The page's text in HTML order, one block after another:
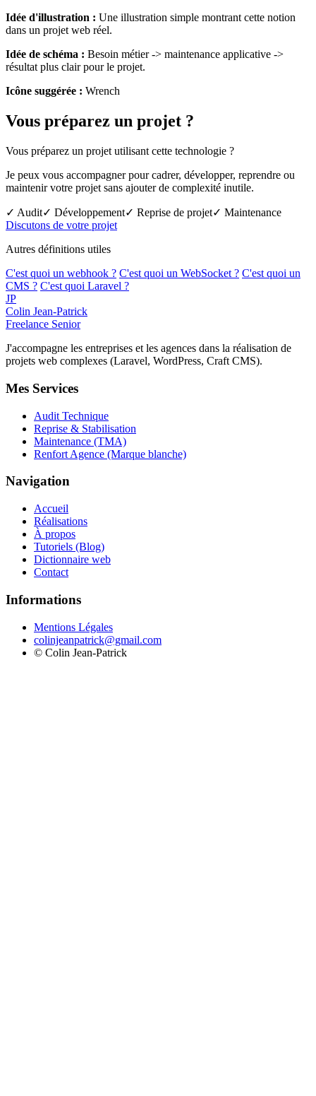
Idée d'illustration : Une illustration simple montrant cette notion
dans un projet web réel.
Idée de schéma : Besoin métier -> maintenance applicative ->
résultat plus clair pour le projet.
Icône suggérée : Wrench
Vous préparez un projet ?
Vous préparez un projet utilisant cette technologie ?
Je peux vous accompagner pour cadrer, développer, reprendre ou
maintenir votre projet sans ajouter de complexité inutile.
✓ Audit✓ Développement✓ Reprise de projet✓ Maintenance
Discutons de votre projet
Autres définitions utiles
C'est quoi un webhook ? C'est quoi un WebSocket ? C'est quoi un
CMS ? C'est quoi Laravel ?
JP
Colin Jean-Patrick
Freelance Senior
J'accompagne les entreprises et les agences dans la réalisation de
projets web complexes (Laravel, WordPress, Craft CMS).
Mes Services
Audit Technique
Reprise & Stabilisation
Maintenance (TMA)
Renfort Agence (Marque blanche)
Navigation
Accueil
Réalisations
À propos
Tutoriels (Blog)
Dictionnaire web
Contact
Informations
Mentions Légales
colinjeanpatrick@gmail.com
© Colin Jean-Patrick